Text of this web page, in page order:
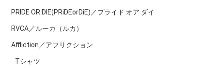
PRIDE OR DIE(PRiDEorDiE)／プライド オア ダイ
RVCA／ルーカ（ルカ）
Affliction／アフリクション
Tシャツ